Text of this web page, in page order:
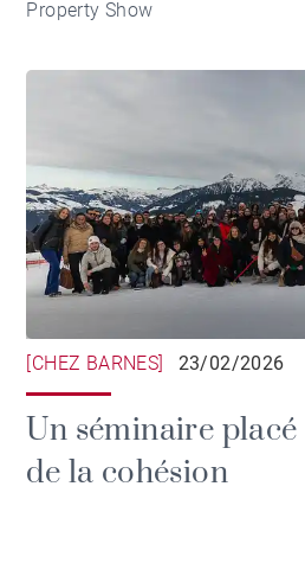
Property Show
[CHEZ BARNES] 23/02/2026
Un séminaire placé
de la cohésion